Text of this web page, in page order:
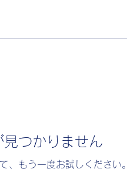
見つかりません
、もう一度お試しください。